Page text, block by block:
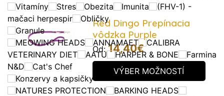
Vitamíny
Stres Obezita Imunita
(FHV-1) -
mačaci herpespir
Obličky
Granule
MEOWING HEADS
ANNAMAET
CALIBRA
VETERINARY DIET
AATU HARPER & BONE
Farmina
N&D
Cat's Chef
Konzervy a kapsičky
NATURES PROTECTION
BARKING HEADS
Red Dingo Prepínacia
vôdzka Purple
Od:14,40€
VÝBER MOŽNOSTÍ